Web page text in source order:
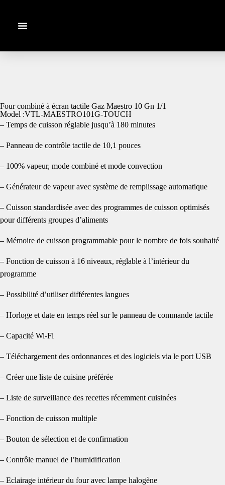
Four combiné à écran tactile Gaz Maestro 10 Gn 1/1
Model :VTL-MAESTRO101G-TOUCH
– Temps de cuisson réglable jusqu’à 180 minutes
– Panneau de contrôle tactile de 10,1 pouces
– 100% vapeur, mode combiné et mode convection
– Générateur de vapeur avec système de remplissage automatique
– Cuisson standardisée avec des programmes de cuisson optimisés
pour différents groupes d’aliments
– Mémoire de cuisson programmable pour le nombre de fois souhaité
– Fonction de cuisson à 16 niveaux, réglable à l’intérieur du
programme
– Possibilité d’utiliser différentes langues
– Horloge et date en temps réel sur le panneau de commande tactile
– Capacité Wi-Fi
– Téléchargement des ordonnances et des logiciels via le port USB
– Créer une liste de cuisine préférée
– Liste de surveillance des recettes récemment cuisinées
– Fonction de cuisson multiple
– Bouton de sélection et de confirmation
– Contrôle manuel de l’humidification
– Eclairage intérieur du four avec lampe halogène